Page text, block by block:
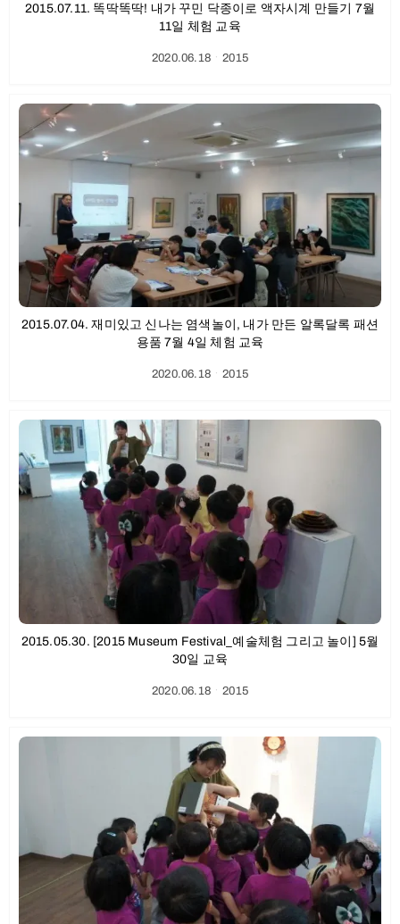
2015.07.11. 똑딱똑딱! 내가 꾸민 닥종이로 액자시계 만들기 7월
11일 체험 교육
2020.06.18ㆍ2015
2015.07.04. 재미있고 신나는 염색놀이, 내가 만든 알록달록 패션
용품 7월 4일 체험 교육
2020.06.18ㆍ2015
2015.05.30. [2015 Museum Festival_예술체험 그리고 놀이] 5월
30일 교육
2020.06.18ㆍ2015